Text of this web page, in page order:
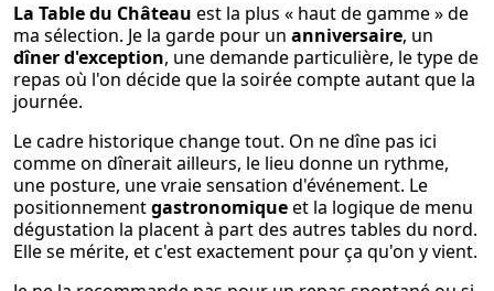
La Table du Château est la plus « haut de gamme » de
ma sélection. Je la garde pour un anniversaire, un
dîner d'exception, une demande particulière, le type de
repas où l'on décide que la soirée compte autant que la
journée.
Le cadre historique change tout. On ne dîne pas ici
comme on dînerait ailleurs, le lieu donne un rythme,
une posture, une vraie sensation d'événement. Le
positionnementgastronomiqueet la logique de menu
dégustation la placent à part des autres tables du nord.
Elle se mérite, et c'est exactement pour ça qu'on y vient.